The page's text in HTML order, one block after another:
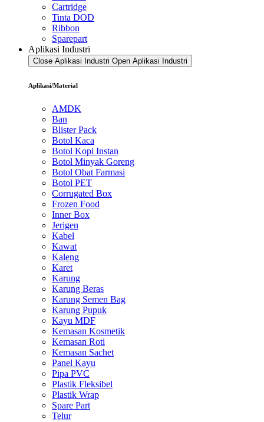
Cartridge
Tinta DOD
Ribbon
Sparepart
Aplikasi Industri
Close Aplikasi Industri Open Aplikasi Industri
Aplikasi/Material
AMDK
Ban
Blister Pack
Botol Kaca
Botol Kopi Instan
Botol Minyak Goreng
Botol Obat Farmasi
Botol PET
Corrugated Box
Frozen Food
Inner Box
Jerigen
Kabel
Kawat
Kaleng
Karet
Karung
Karung Beras
Karung Semen Bag
Karung Pupuk
Kayu MDF
Kemasan Kosmetik
Kemasan Roti
Kemasan Sachet
Panel Kayu
Pipa PVC
Plastik Fleksibel
Plastik Wrap
Spare Part
Telur